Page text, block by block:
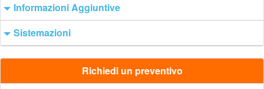
Informazioni Aggiuntive
Sistemazioni
Richiedi un preventivo